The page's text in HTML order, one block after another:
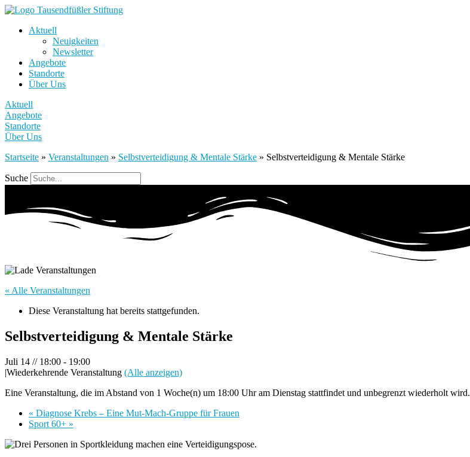
Aktuell
Neuigkeiten
Newsletter
Angebote
Standorte
Über Uns
Aktuell
Angebote
Standorte
Über Uns
Startseite » Veranstaltungen » Selbstverteidigung & Mentale Stärke » Selbstverteidigung & Mentale Stärke
Suche
« Alle Veranstaltungen
Diese Veranstaltung hat bereits stattgefunden.
Selbstverteidigung & Mentale Stärke
Juli 14 // 18:00 - 19:00
|Wiederkehrende Veranstaltung (Alle anzeigen)
Eine Veranstaltung, die im Abstand von 1 Woche(n) um 18:00 Uhr am Dienstag stattfindet und unbegrenzt wiederholt wird.
« Diagnose Krebs – Eine Mut-Mach-Gruppe für Frauen
Sport 60+ »